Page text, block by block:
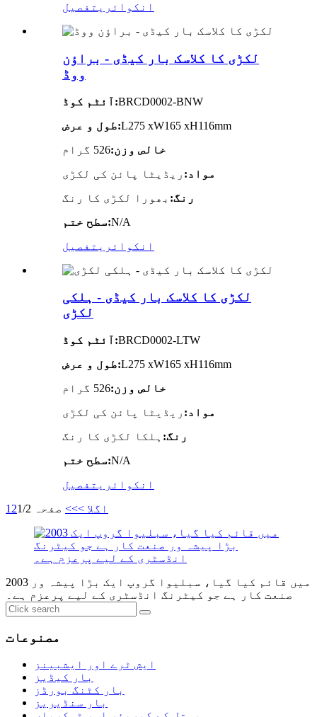
انکوائری تفصیل
لکڑی کا کلاسک بار کیڈی - براؤن
ووڈ
آئٹم کوڈ:BRCD0002-BNW
طول و عرض:L275 xW165 xH116mm
خالص وزن:526 گرام
مواد: ریڈیٹا پائن کی لکڑی
رنگ: بھورا لکڑی کا رنگ
سطح ختم:N/A
انکوائری تفصیل
لکڑی کا کلاسک بار کیڈی - ہلکی
لکڑی
آئٹم کوڈ:BRCD0002-LTW
طول و عرض:L275 xW165 xH116mm
خالص وزن:526 گرام
مواد: ریڈیٹا پائن کی لکڑی
رنگ: ہلکا لکڑی کا رنگ
سطح ختم:N/A
انکوائری تفصیل
1 2 اگلا >>> صفحہ 1/2
2003 میں قائم کیا گیا، سبلیوا گروپ ایک بڑا پیشہ ور
صنعت کار ہے جو کیٹرنگ انڈسٹری کے لیے پرعزم ہے۔
مصنوعات
ایش ٹرے اور ایشبینز
بار کیڈیز
بار کٹنگ بورڈز
بار سنڈیریز